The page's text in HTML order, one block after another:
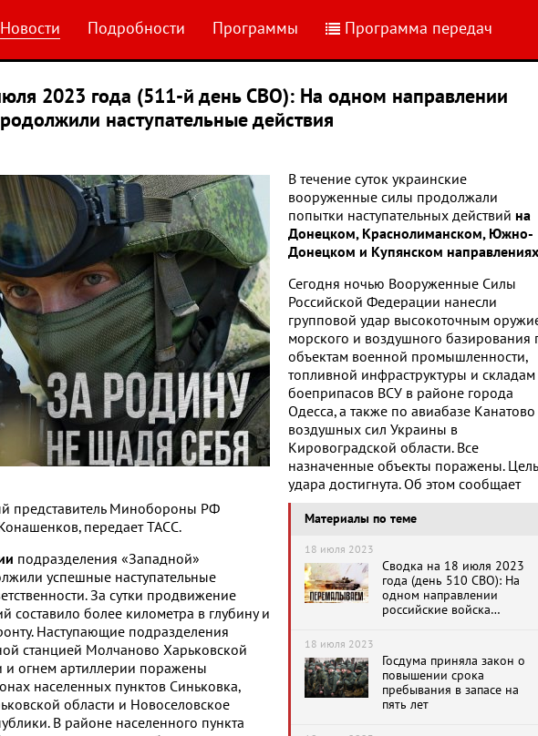
Новости Подробности Программы Программа передач
2023 года (511-й день СВО): На одном направлении
наступательные действия
В течение суток украинские
вооруженные силы продолжали
попытки наступательных действий на
Донецком, Краснолиманском, Южно-
Донецком и Купянском направлениях
Материалы по теме
18 июля 2023
Сводка на 18 июля 2023
года (день 510 СВО): На
одном направлении
российские войска
18 июля 2023
Госдума приняла закон о
повышении срока
пребывания в запасе на
пять лет
Сегодня ночью Вооруженные Силы
Российской Федерации нанесли
групповой удар высокоточным
морского и воздушного базирования
объектам военной промышленности,
топливной инфраструктуры и складам
боеприпасов ВСУ в районе города
Одесса, а также по авиабазе Канатово
воздушных сил Украины в
Кировоградской области. Все
назначенные объекты поражены. Цель
удара достигнута. Об этом сообщает
представитель Минобороны РФ
передает ТАСС.
подразделения «Западной»
успешные наступательные
За сутки продвижение
составило более километра в глубину и
Наступающие подразделения
станцией Молчаново Харьковской
и огнем артиллерии поражены
населенных пунктов Синьковка,
области и Новоселовское
В районе населенного пункта